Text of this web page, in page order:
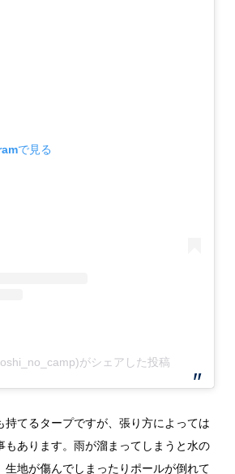
で見る
がシェアした投稿
持てるタープですが、張り方によっては
もあります。雨が溜まってしまうと水の
生地が傷んでしまったりポールが倒れて